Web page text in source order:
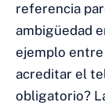
referencia
ambigüedad
ejemplo
acreditar el
obligatorio?